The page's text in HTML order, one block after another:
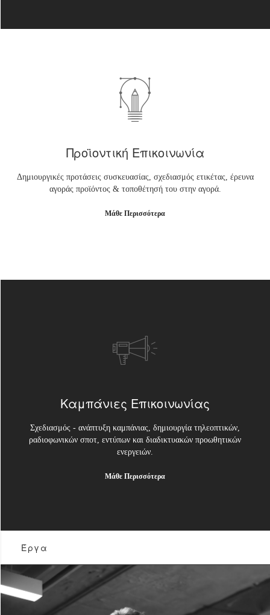
Προϊοντική Επικοινωνία
Δημιουργικές προτάσεις συσκευασίας, σχεδιασμός ετικέτας, έρευνα
αγοράς προϊόντος & τοποθέτησή του στην αγορά.
Μάθε Περισσότερα
Καμπάνιες Επικοινωνίας
Σχεδιασμός - ανάπτυξη καμπάνιας, δημιουργία τηλεοπτικών,
ραδιοφωνικών σποτ, εντύπων και διαδικτυακών προωθητικών
ενεργειών.
Μάθε Περισσότερα
Έργα